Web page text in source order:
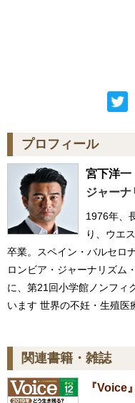
プロフィール
宮下洋一
ジャーナ
1976年、
り、ウエ
卒業。スペイン・バルセロ
ロンビア・ジャーナリズム
に、第21回小学館ノンフィ
います 世界の不妊・生殖医
関連書籍・雑誌
『Voice